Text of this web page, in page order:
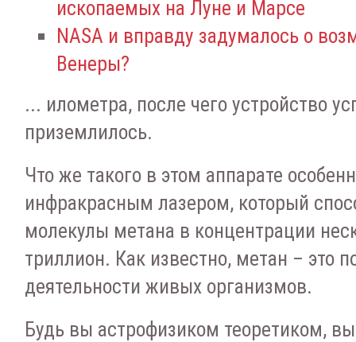
ископаемых на Луне и Марсе
NASA и вправду задумалось о
Венеры?
... илометра, после чего устройство
приземлилось.
Что же такого в этом аппарате
инфракрасным лазером, который
молекулы метана в концентрации
триллион. Как известно, метан – это
деятельности живых организмов.
Будь вы астрофизиком теоретиком,